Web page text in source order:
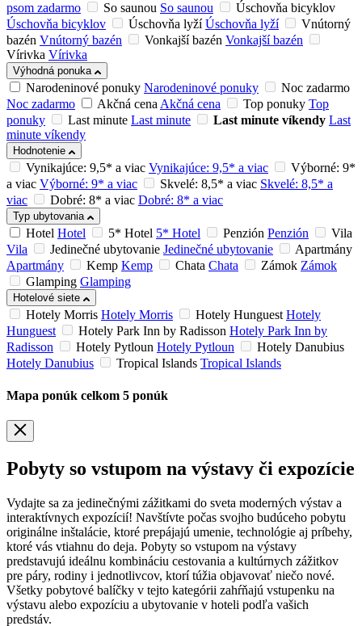
psom zadarmo
So saunou So saunou
Úschovňa bicyklov
Úschovňa bicyklov
Úschovňa lyží Úschovňa lyží
Vnútorný
bazén Vnútorný bazén Vonkajší bazén Vonkajší bazén
Vírivka Vírivka
Výhodná ponuka
Narodeninové ponuky Narodeninové ponuky
Noc zadarmo
Noc zadarmo
Akčná cenaAkčná cena Top ponuky Top
ponuky
Last minute Last minute Last minute víkendy Last
minute víkendy
Hodnotenie
Vynikajúce: 9,5* a viac Vynikajúce: 9,5* a viac
Výborné: 9*
a viac Výborné: 9* a viac Skvelé: 8,5* a viac Skvelé: 8,5* a
viac
Dobré: 8* a viac Dobré: 8* a viac
Typ ubytovania
Hotel Hotel 5* Hotel 5* Hotel Penzión Penzión
Vila
Vila
Jedinečné ubytovanie Jedinečné ubytovanie
Apartmány
Apartmány
Kemp Kemp Chata Chata Zámok Zámok
Glamping Glamping
Hotelové siete
Hotely Morris Hotely Morris Hotely Hunguest Hotely
Hunguest
Hotely Park Inn by Radisson Hotely Park Inn by
Radisson
Hotely Pytloun Hotely Pytloun
Hotely Danubius
Hotely Danubius
Tropical Islands Tropical Islands
Mapa ponúk celkom 5 ponúk
Pobyty so vstupom na výstavy či expozície
Vydajte sa za jedinečnými zážitkami do sveta moderných výstav a
interaktívnych expozícií! Navštívte počas svojho budúceho pobytu
originálne inštalácie, ktoré prepájajú umenie, technológie aj príbehy,
ktoré vás vtiahnu do deja. Pobyty so vstupom na výstavy
predstavujú ideálnu kombináciu cestovania a kultúrnych zážitkov
pre páry, rodiny i jednotlivcov, ktorí túžia objavovať niečo nové.
Všetky pobytové balíčky v tejto kategórii zahŕňajú vstupenku na
výstavu alebo expozíciu a ubytovanie v hoteli podľa vašich
predstáv.